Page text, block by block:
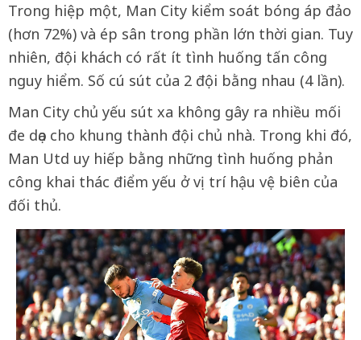
Trong hiệp một, Man City kiểm soát bóng áp đảo
(hơn 72%) và ép sân trong phần lớn thời gian. Tuy
nhiên, đội khách có rất ít tình huống tấn công
nguy hiểm. Số cú sút của 2 đội bằng nhau (4 lần).
Man City chủ yếu sút xa không gây ra nhiều mối
đe dọa cho khung thành đội chủ nhà. Trong khi đó,
Man Utd uy hiếp bằng những tình huống phản
công khai thác điểm yếu ở vị trí hậu vệ biên của
đối thủ.